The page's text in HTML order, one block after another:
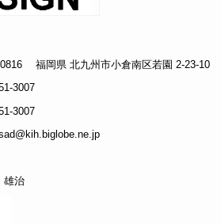
福岡県 北九州市小倉南区若園 2-23-10
3007
3007
治